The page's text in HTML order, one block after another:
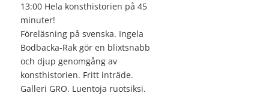
13:00 Hela konsthistorien på 45
minuter!
Föreläsning på svenska. Ingela
Bodbacka-Rak gör en blixtsnabb
och djup genomgång av
konsthistorien. Fritt inträde.
Galleri GRO. Luentoja ruotsiksi.